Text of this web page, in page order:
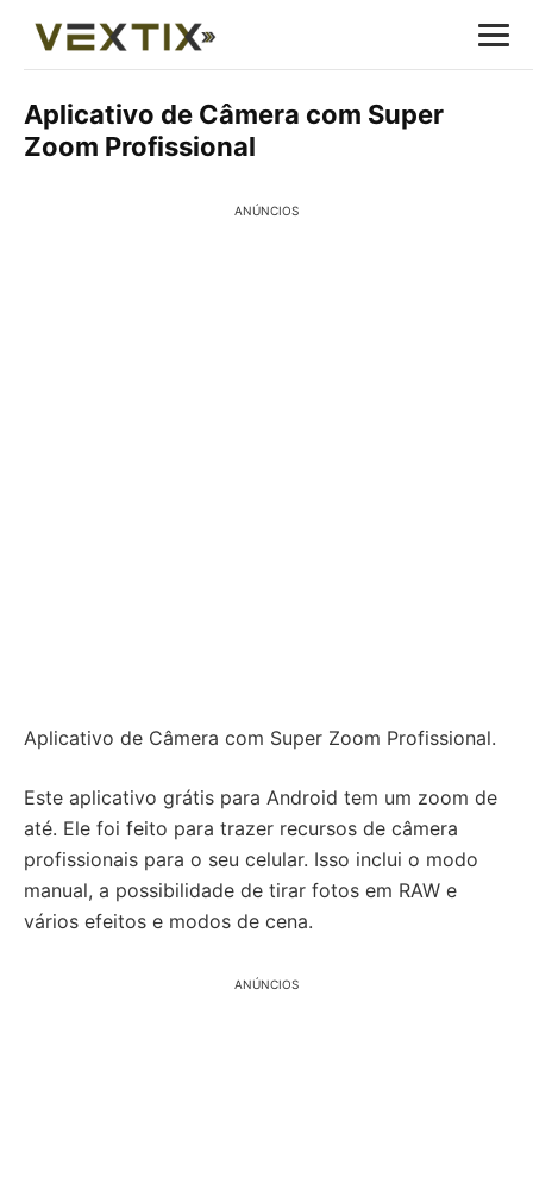
Aplicativo de Câmera com Super
Zoom Profissional
ANÚNCIOS
Aplicativo de Câmera com Super Zoom Profissional.
Este aplicativo grátis para Android tem um zoom de
até. Ele foi feito para trazer recursos de câmera
profissionais para o seu celular. Isso inclui o modo
manual, a possibilidade de tirar fotos em RAW e
vários efeitos e modos de cena.
ANÚNCIOS